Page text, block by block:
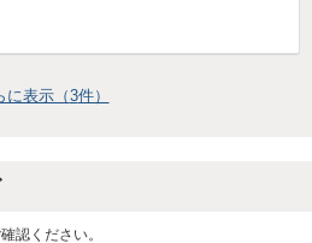
に表示（3件）
認ください。